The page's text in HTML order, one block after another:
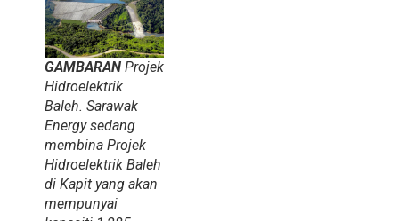
GAMBARAN Projek
Hidroelektrik
Baleh. Sarawak
Energy sedang
membina Projek
Hidroelektrik Baleh
di Kapit yang akan
mempunyai